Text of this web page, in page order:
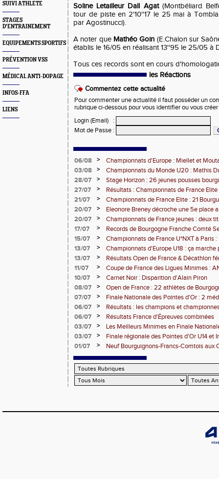
SUIVI ATHLETE
STAGES
D'ENTRAINEMENT
EQUIPEMENTS SPORTIFS
PRÉVENTION VSS
MÉDICAL ANTI-DOPAGE
INFOS-FFA
LIENS
Soline Letailleur Dall Agat(Montbéliard
tour de piste en 2'10''17 le 25 mai à
par Agostinucci).
A noter que Mathéo Goin (E.Chalon sur
établis le 16/05 en réalisant 13''95 le 25/05 à
Tous ces records sont en cours
les Réactions
Commentez cette actualité
Pour commenter une actualité il faut posséder un
rubrique ci-dessous pour vous identifier ou vous
Login (Email)
:
Mot de Passe :
06/08 >
Championnats d'Europe : Miellet et
03/08
>
Championnats du Monde U20 : Mathis
3000m steeple
28/07 >
Stage Horizon : 26 jeunes pousses
comtoises retenues
27/07 >
Résultats : Championnats de France
21/07
>
Championnats de France Elite : 21
l'assaut d'Albi
20/07 >
Eleonore Breney décroche une 5e place
d'Europe U18
20/07 >
Championnats de France jeunes : deux
de médailles pour la BFC
17/07 >
Records de Bourgogne Franche Comté
15/07
>
Championnats de France U*NXT à Paris
Comté en force
13/07 >
Championnats d'Europe U18 : ça marche
13/07
>
Résultats Open de France & Décathlon
Bourguignons-Francs-Comtois sur le
11/07 >
Coupe de France des Ligues Minimes :
10/07
>
Carnet Noir : Disparition d'Alain Piron
08/07
>
Open de France : 22 athlètes de
clubs) engagés
07/07 >
Finale Nationale des Pointes d'Or : 2
DUC
06/07 >
Résultats : les champions et
Dijon
06/07 >
Résultats France d'Épreuves combinées
03/07
>
Les Meilleurs Minimes en Finale
03/07
>
Finale régionale des Pointes d'Or U14 et
01/07
>
Neuf Bourguignons-Francs-Comtois aux